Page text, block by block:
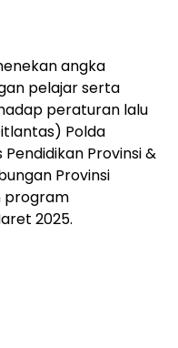
angka
pelajar serta
peraturan lalu
Polda
Provinsi &
Provinsi
program
2025.